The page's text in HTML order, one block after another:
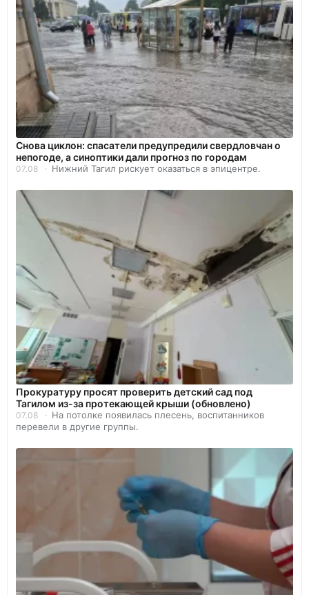
Снова циклон: спасатели предупредили свердловчан о
непогоде, а синоптики дали прогноз по городам
07.08 Нижний Тагил рискует оказаться в эпицентре.
Прокуратуру просят проверить детский сад под
Тагилом из-за протекающей крыши (обновлено)
07.08
На потолке появилась плесень, воспитанников
перевели в другие группы.